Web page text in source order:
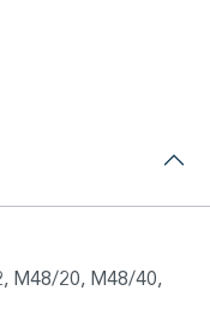
M48/20, M48/40,